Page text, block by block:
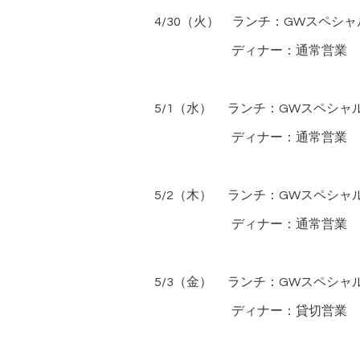
4/30（火） ランチ：GWスペシャ
ディナー：通常営業
5/1（水） ランチ：GWスペシャ
ディナー：通常営業
5/2（木） ランチ：GWスペシャ
ディナー：通常営業
5/3（金） ランチ：GWスペシャ
ディナー：貸切営業